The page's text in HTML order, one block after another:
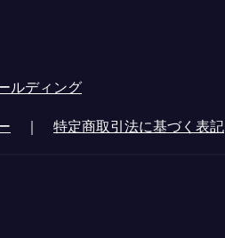
ルディング
｜ 特定商取引法に基づく表記